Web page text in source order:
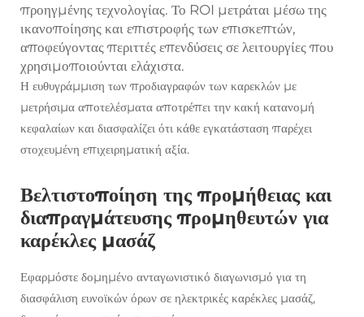
προηγμένης τεχνολογίας. Το ROI μετράται μέσω της
ικανοποίησης και επιστροφής των επισκεπτών,
αποφεύγοντας περιττές επενδύσεις σε λειτουργίες που
χρησιμοποιούνται ελάχιστα.
Η ευθυγράμμιση των προδιαγραφών των καρεκλών με
μετρήσιμα αποτελέσματα αποτρέπει την κακή κατανομή
κεφαλαίων και διασφαλίζει ότι κάθε εγκατάσταση παρέχει
στοχευμένη επιχειρηματική αξία.
Βελτιστοποίηση της προμήθειας και
διαπραγμάτευσης προμηθευτών για
καρέκλες μασάζ
Εφαρμόστε δομημένο ανταγωνιστικό διαγωνισμό για τη
διασφάλιση ευνοϊκών όρων σε ηλεκτρικές καρέκλες μασάζ,